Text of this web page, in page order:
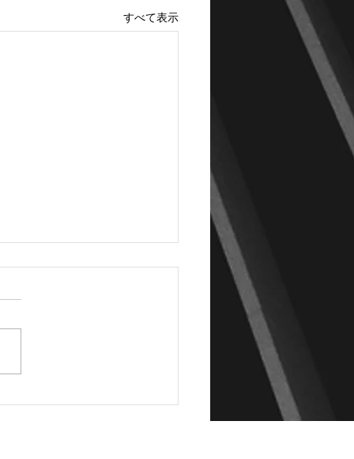
すべて表示
色気【ホワイトメッシ